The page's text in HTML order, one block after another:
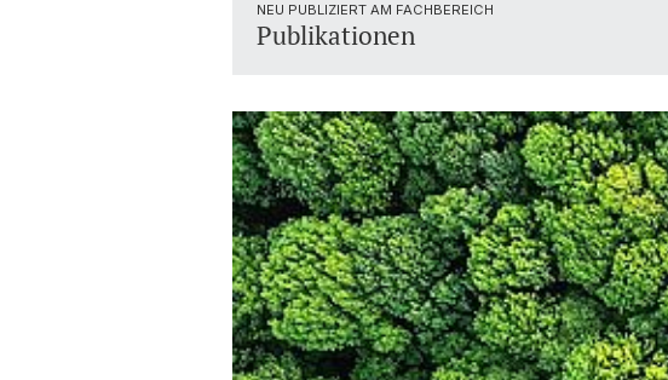
NEU PUBLIZIERT AM FACHBEREICH
Publikationen